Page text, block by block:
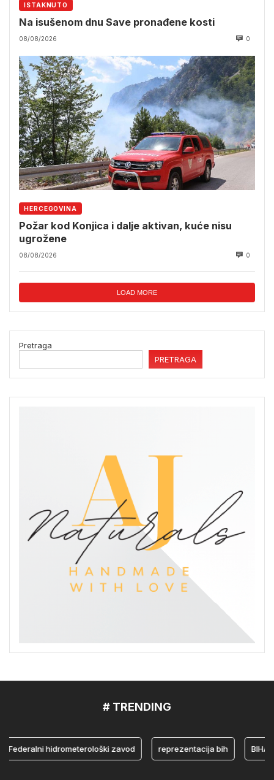
ISTAKNUTO
Na isušenom dnu Save pronađene kosti
08/08/2026 0
HERCEGOVINA
Požar kod Konjica i dalje aktivan, kuće nisu
ugrožene
08/08/2026 0
LOAD MORE
Pretraga
PRETRAGA
# TRENDING
hidrometerološki zavod reprezentacija bih BIHAMK